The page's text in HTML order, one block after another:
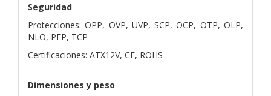
Seguridad
Protecciones: OPP, OVP, UVP, SCP, OCP, OTP, OLP,
NLO, PFP, TCP
Certificaciones: ATX12V, CE, ROHS
Dimensiones y peso